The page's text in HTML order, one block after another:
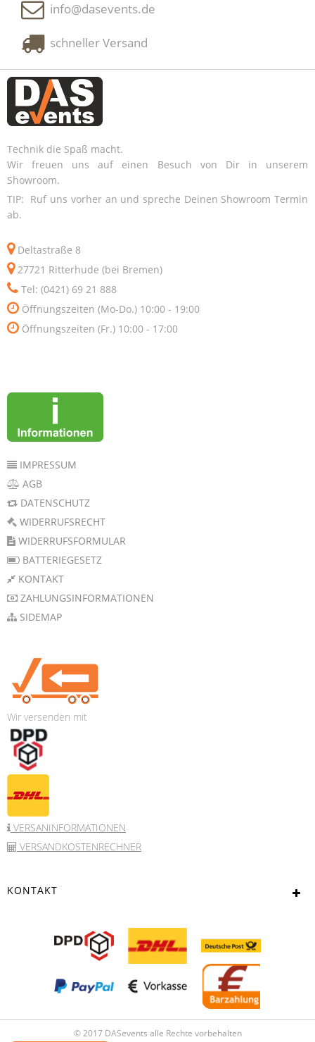
info@dasevents.de
schneller Versand
Technik die Spaß macht.
Wir freuen uns auf einen Besuch von Dir in unserem
Showroom.
TIP: Ruf uns vorher an und spreche Deinen Showroom Termin
ab.
Deltastraße 8
27721 Ritterhude (bei Bremen)
Tel: (0421) 69 21 888
Öffnungszeiten (Mo-Do.) 10:00 - 19:00
Öffnungszeiten (Fr.) 10:00 - 17:00
IMPRESSUM
AGB
DATENSCHUTZ
WIDERRUFSRECHT
WIDERRUFSFORMULAR
BATTERIEGESETZ
KONTAKT
ZAHLUNGSINFORMATIONEN
SIDEMAP
Wir versenden mit
VERSANINFORMATIONEN
VERSANDKOSTENRECHNER
KONTAKT
© 2017 DASevents alle Rechte vorbehalten